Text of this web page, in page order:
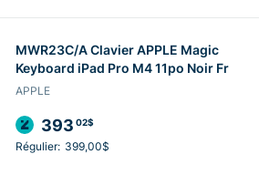
MWR23C/A Clavier APPLE Magic
Keyboard iPad Pro M4 11po Noir Fr
APPLE
393 02$
Régulier: 399,00$